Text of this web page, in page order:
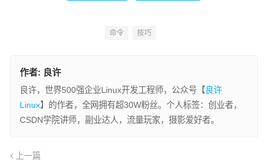
命令 技巧
作者: 良许
良许，世界500强企业Linux开发工程师，公众号【 良许
Linux】的作者，全网拥有超30W粉丝。个人标签：创业者，
CSDN学院讲师，副业达人，流量玩家，摄影爱好者。
上一篇